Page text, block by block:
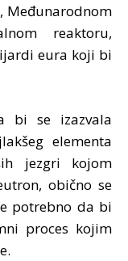
Međunarodnom
reaktoru,
eura koji bi
bi se izazvala
elementa
jezgri kojom
obično se
potrebno da bi
proces kojim